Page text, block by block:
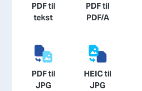
PDF til
tekst
PDF til
PDF/A
PDF til
JPG
HEIC til
JPG